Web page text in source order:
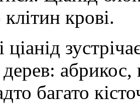
крові.
багато